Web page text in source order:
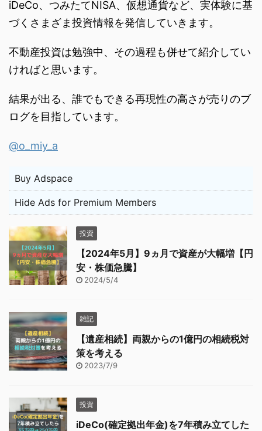
iDeCo、つみたてNISA、仮想通貨など、実体験に基
づくさまざま投資情報を発信していきます。
不動産投資は勉強中、その過程も併せて紹介してい
ければと思います。
結果が出る、誰でもできる再現性の高さが売りのブ
ログを目指しています。
@o_miy_a
Buy Adspace
Hide Ads for Premium Members
投資
【2024年5月】9ヵ月で資産が大幅増【円
安・株価急騰】
2024/5/4
雑記
【遺産相続】両親からの1億円の相続税対
策を考える
2023/7/9
投資
iDeCo(確定拠出年金)を7年積み立てした